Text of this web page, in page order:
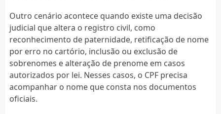
Outro cenário acontece quando existe uma decisão
judicial que altera o registro civil, como
reconhecimento de paternidade, retificação de nome
por erro no cartório, inclusão ou exclusão de
sobrenomes e alteração de prenome em casos
autorizados por lei. Nesses casos, o CPF precisa
acompanhar o nome que consta nos documentos
oficiais.